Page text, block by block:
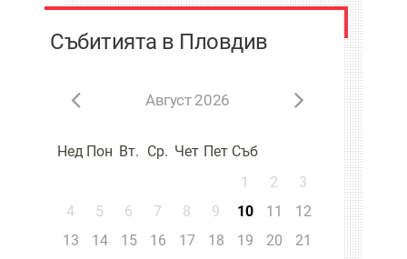
Събитията в Пловдив
Август 2026
Нед Пон Вт. Ср. Чет Пет Съб
1
2
3
4
5 6 7 8 9 10 11
12
13
14 15 16 17 18 19 20
21